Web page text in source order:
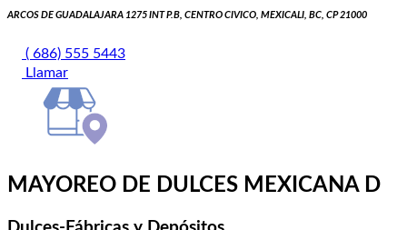
ARCOS DE GUADALAJARA 1275 INT P.B, CENTRO CIVICO, MEXICALI, BC, CP 21000
( 686) 555 5443
Llamar
MAYOREO DE DULCES MEXICANA D